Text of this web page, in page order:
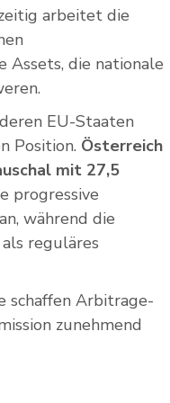
arbeitet die
die nationale
EU-Staaten
Position. Österreich
mit 27,5
progressive
während die
reguläres
schaffen Arbitrage-
zunehmend